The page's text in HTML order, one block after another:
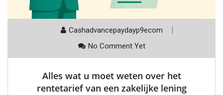
Cashadvancepaydayp9ecom
No Comment Yet
Alles wat u moet weten over het
rentetarief van een zakelijke lening